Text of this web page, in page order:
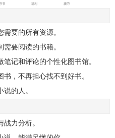
要的所有资源。
要阅读的书籍。
记和评论的个性化图书馆。
，不再担心找不到好书。
的人。
力分析。